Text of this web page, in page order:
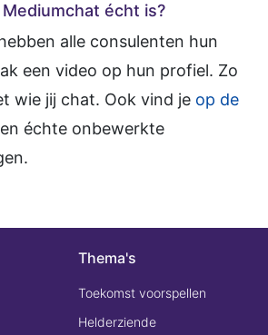
écht is?
alle consulenten hun
een video op hun profiel. Zo
wie jij chat. Ook vind je op de
échte onbewerkte
Thema's
Toekomst voorspellen
Helderziende